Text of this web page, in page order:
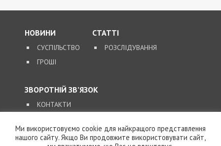
НОВИНИ
СУСПІЛЬСТВО
ГРОШІ
СТАТТІ
РОЗСЛІДУВАННЯ
ЗВОРОТНІЙ ЗВ’ЯЗОК
КОНТАКТИ
SUPPORT@49000.COM.UA
Ми використовуємо cookie для найкращого представлення
нашого сайту. Якщо Ви продовжите використовувати сайт,